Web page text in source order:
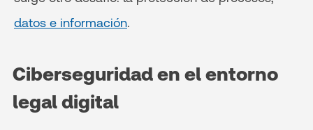
datos e información.
Ciberseguridad en el entorno
legal digital